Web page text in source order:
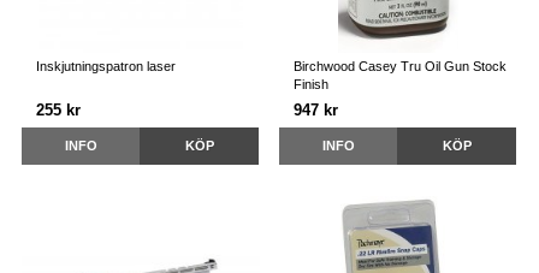
Inskjutningspatron laser
255 kr
INFO KÖP
Birchwood Casey Tru Oil Gun Stock
Finish
947 kr
INFO KÖP